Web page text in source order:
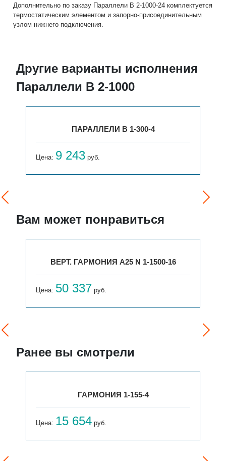
Дополнительно по заказу Параллели В 2-1000-24 комплектуется
термостатическим элементом и запорно-присоединительным
узлом нижнего подключения.
Другие варианты исполнения
Параллели В 2-1000
ПАРАЛЛЕЛИ В 1-300-4
Цена: 9 243 руб.
Вам может понравиться
ВЕРТ. ГАРМОНИЯ А25 N 1-1500-16
Цена: 50 337 руб.
Ранее вы смотрели
ГАРМОНИЯ 1-155-4
Цена: 15 654 руб.